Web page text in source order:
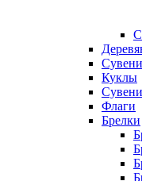
Куклы
Флаги
Брелки